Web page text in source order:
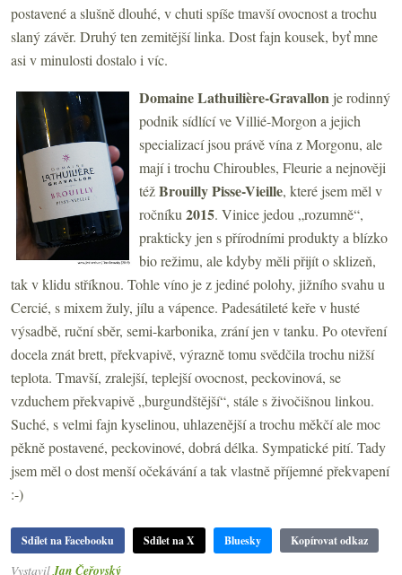
postavené a slušně dlouhé, v chuti spíše tmavší ovocnost a trochu
slaný závěr. Druhý ten zemitější linka. Dost fajn kousek, byť mne
asi v minulosti dostalo i víc.
Domaine Lathuilière-Gravallon je rodinný
podnik sídlící ve Villié-Morgon a jejich
specializací jsou právě vína z Morgonu, ale
mají i trochu Chiroubles, Fleurie a nejnověji
téžBrouilly Pisse-Vieille, které jsem měl v
ročníku 2015. Vinice jedou „rozumně“,
prakticky jen s přírodními produkty a blízko
bio režimu, ale kdyby měli přijít o sklizeň,
tak v klidu stříknou. Tohle víno je z jediné polohy, jižního svahu u
Cercié, s mixem žuly, jílu a vápence. Padesátileté keře v husté
výsadbě, ruční sběr, semi-karbonika, zrání jen v tanku. Po otevření
docela znát brett, překvapivě, výrazně tomu svědčila trochu nižší
teplota. Tmavší, zralejší, teplejší ovocnost, peckovinová, se
vzduchem překvapivě „burgundštější“, stále s živočišnou linkou.
Suché, s velmi fajn kyselinou, uhlazenější a trochu měkčí ale moc
pěkně postavené, peckovinové, dobrá délka. Sympatické pití. Tady
jsem měl o dost menší očekávání a tak vlastně příjemné překvapení
:-)
Sdílet na Facebooku Sdílet na X Bluesky Kopírovat odkaz
Vystavil Jan Čeřovský